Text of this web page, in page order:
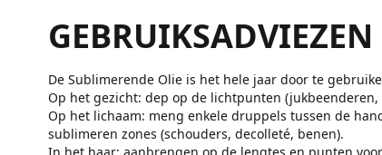
GEBRUIKSADVIEZEN
De Sublimerende Olie is het hele jaar door te
Op het gezicht: dep op de lichtpunten
Op het lichaam: meng enkele druppels tussen de
sublimeren zones (schouders, decolleté, benen).